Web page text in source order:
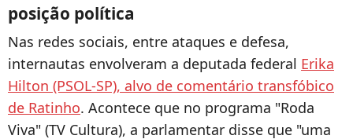
posição política
Nas redes sociais, entre ataques e defesa,
internautas envolveram a deputada federal Erika
Hilton (PSOL-SP), alvo de comentário transfóbico
de Ratinho. Acontece que no programa "Roda
Viva" (TV Cultura), a parlamentar disse que "uma